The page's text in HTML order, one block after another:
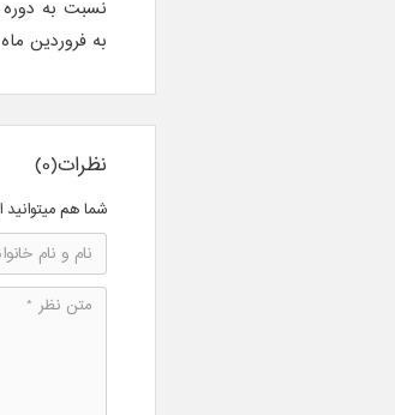
به فروردین ماه (17 درصد) کاهش
نظرات(0)
شما هم میتوانید